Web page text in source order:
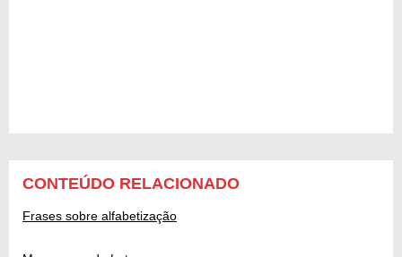
CONTEÚDO RELACIONADO
Frases sobre alfabetização